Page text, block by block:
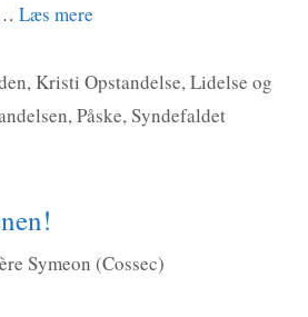
Læs mere
,Kristi Opstandelse,Lidelse og
,Påske,Syndefaldet
Symeon (Cossec)